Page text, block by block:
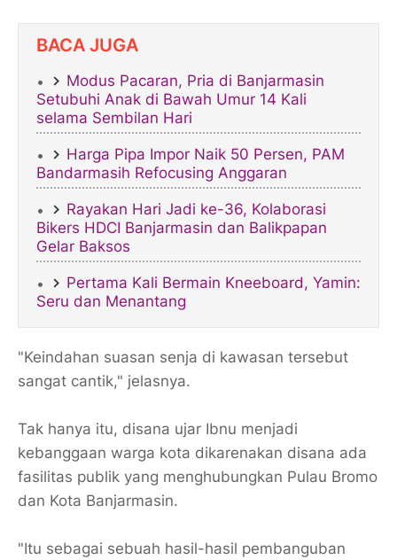
BACA JUGA
​Modus Pacaran, Pria di Banjarmasin
Setubuhi Anak di Bawah Umur 14 Kali
selama Sembilan Hari
Harga Pipa Impor Naik 50 Persen, PAM
Bandarmasih Refocusing Anggaran
Rayakan Hari Jadi ke-36, Kolaborasi
Bikers HDCI Banjarmasin dan Balikpapan
Gelar Baksos
Pertama Kali Bermain Kneeboard, Yamin:
Seru dan Menantang
"Keindahan suasan senja di kawasan tersebut
sangat cantik," jelasnya.
Tak hanya itu, disana ujar Ibnu menjadi
kebanggaan warga kota dikarenakan disana ada
fasilitas publik yang menghubungkan Pulau Bromo
dan Kota Banjarmasin.
"Itu sebagai sebuah hasil-hasil pembanguban